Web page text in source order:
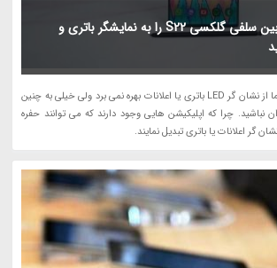
چگونه حفره دوربین سلفی گلکسی S22 را به نمایشگر باتری و
اگر گوشی گلکسی S22 شما از نشان گر LED باتری یا اعلانات بهره نمی برد ولی خیلی به چنین
نباشید. چرا که اپلیکیشن هایی وجود دارند که می توانند حفره
گر اعلانات یا باتری تبدیل نمایند.